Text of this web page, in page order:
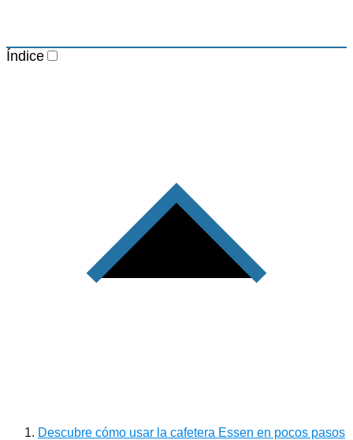
Índice
Descubre cómo usar la cafetera Essen en pocos pasos